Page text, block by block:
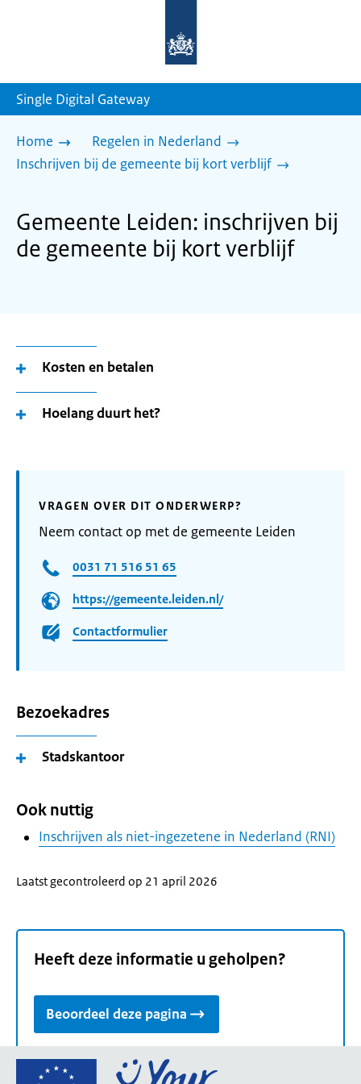
homepage
Single Digital Gateway
Home
Regelen in Nederland
Inschrijven bij de gemeente bij kort verblijf
Gemeente Leiden: inschrijven bij
de gemeente bij kort verblijf
Kosten en betalen
Hoelang duurt het?
VRAGEN OVER DIT ONDERWERP?
Neem contact op met de gemeente Leiden
0031 71 516 51 65
https://gemeente.leiden.nl/
Contactformulier
Bezoekadres
Stadskantoor
Ook nuttig
Inschrijven als niet-ingezetene in Nederland (RNI)
Laatst gecontroleerd op 21 april 2026
Heeft deze informatie u geholpen?
Beoordeel deze pagina
Ga